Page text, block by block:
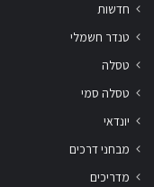
חדשות
טנדר חשמלי
טסלה
טסלה סמי
יונדאי
מבחני דרכים
מדריכים